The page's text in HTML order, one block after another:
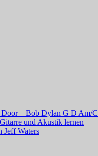
– Bob Dylan G D Am/C
und Akustik lernen
Jeff Waters